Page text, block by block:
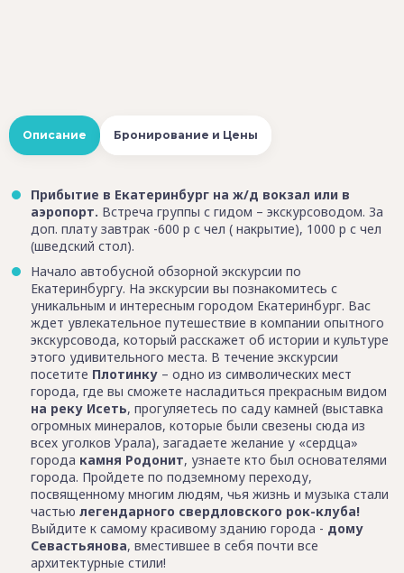
Описание Бронирование и Цены
Прибытие в Екатеринбург на ж/д вокзал или в
аэропорт. Встреча группы с гидом – экскурсоводом. За
доп. плату завтрак -600 р с чел ( накрытие), 1000 р с чел
(шведский стол).
Начало автобусной обзорной экскурсии по
Екатеринбургу. На экскурсии вы познакомитесь с
уникальным и интересным городом Екатеринбург. Вас
ждет увлекательное путешествие в компании опытного
экскурсовода, который расскажет об истории и культуре
этого удивительного места. В течение экскурсии
посетите Плотинку – одно из символических мест
города, где вы сможете насладиться прекрасным видом
на реку Исеть, прогуляетесь по саду камней (выставка
огромных минералов, которые были свезены сюда из
всех уголков Урала), загадаете желание у «сердца»
города камня Родонит, узнаете кто был основателями
города. Пройдете по подземному переходу,
посвященному многим людям, чья жизнь и музыка стали
частью легендарного свердловского рок-клуба!
Выйдите к самому красивому зданию города - дому
Севастьянова, вместившее в себя почти все
архитектурные стили!